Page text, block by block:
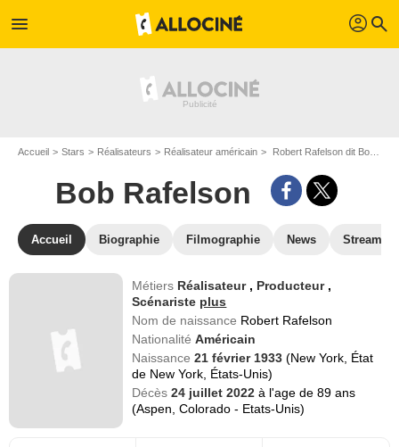
menu profil search
Accueil Stars Réalisateurs Réalisateur américain Robert Rafelson dit Bob Rafelson
Bob Rafelson
Accueil Biographie Filmographie News Streaming
Métiers Réalisateur , Producteur ,
Scénariste plus
Nom de naissance Robert Rafelson
NationalitéAméricain
Naissance21 février 1933(New York, État
de New York, États-Unis)
Décès24 juillet 2022à l'age de 89 ans
(Aspen, Colorado - Etats-Unis)